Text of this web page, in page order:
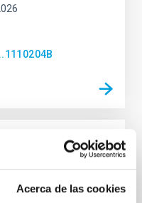
Acerca de las cookies
Photometric
in Support